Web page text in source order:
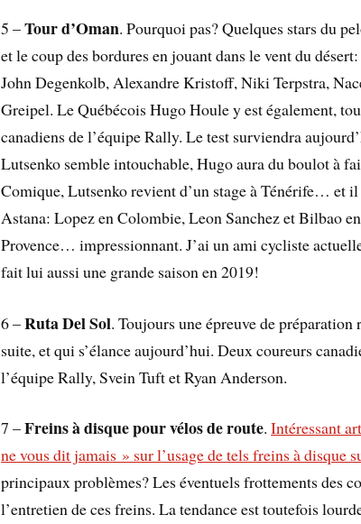
5 –Tour d’Oman. Pourquoi pas? Quelques stars du
et le coup des bordures en jouant dans le vent du
John Degenkolb, Alexandre Kristoff, Niki Terpstra,
Greipel. Le Québécois Hugo Houle y est également,
canadiens de l’équipe Rally. Le test surviendra
Lutsenko semble intouchable, Hugo aura du boulot à
Comique, Lutsenko revient d’un stage à Ténérife… et il
Astana: Lopez en Colombie, Leon Sanchez et Bilbao
Provence… impressionnant. J’ai un ami cycliste
fait lui aussi une grande saison en 2019!
6 –Ruta Del Sol. Toujours une épreuve de
suite, et qui s’élance aujourd’hui. Deux coureurs
l’équipe Rally, Svein Tuft et Ryan Anderson.
7 –Freins à disque pour vélos de route.Intéressant
ne vous dit jamais » sur l’usage de tels freins à disque
principaux problèmes? Les éventuels frottements des
l’entretien de ces freins. La tendance est toutefois